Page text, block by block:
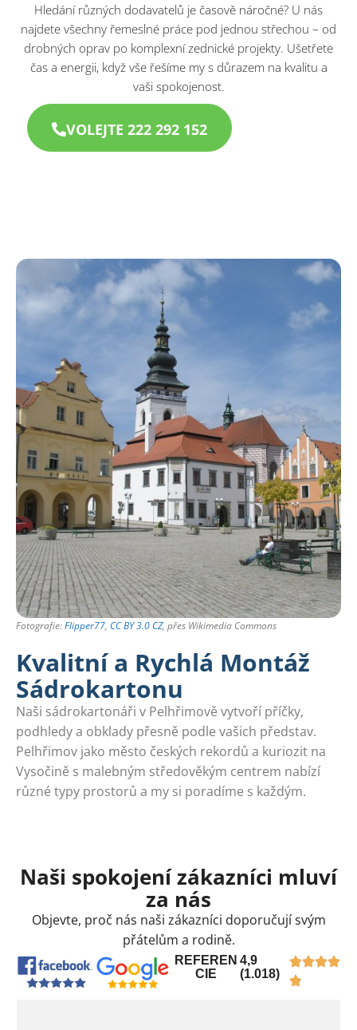
Hledání různých dodavatelů je časově náročné? U nás
najdete všechny řemeslné práce pod jednou střechou – od
drobných oprav po komplexní zednické projekty. Ušetřete
čas a energii, když vše řešíme my s důrazem na kvalitu a
vaši spokojenost.
VOLEJTE 222 292 152
Fotografie:Flipper77, CC BY 3.0 CZ, přes Wikimedia Commons
Kvalitní a Rychlá Montáž
Sádrokartonu
Naši sádrokartonáři v Pelhřimově vytvoří příčky,
podhledy a obklady přesně podle vašich představ.
Pelhřimov jako město českých rekordů a kuriozit na
Vysočině s malebným středověkým centrem nabízí
různé typy prostorů a my si poradíme s každým.
Naši spokojení zákazníci mluví
za nás
Objevte, proč nás naši zákazníci doporučují svým
přátelům a rodině.
REFEREN
CIE
4,9
(1.018)